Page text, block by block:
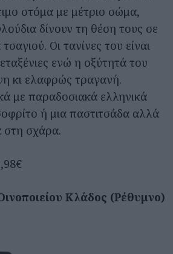
στόμα με μέτριο σώμα,
δίνουν τη θέση τους σε
Οι τανίνες του είναι
ενώ η οξύτητά του
κι ελαφρώς τραγανή.
με παραδοσιακά ελληνικά
ή μια παστιτσάδα αλλά
στη σχάρα.
Κλάδος (Ρέθυμνο)